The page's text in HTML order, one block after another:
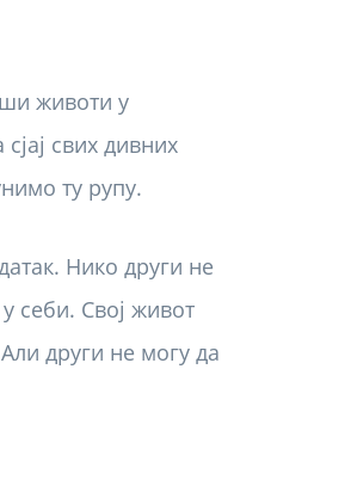
животи у
свих дивних
ту рупу.
Нико други не
себи. Свој живот
други не могу да